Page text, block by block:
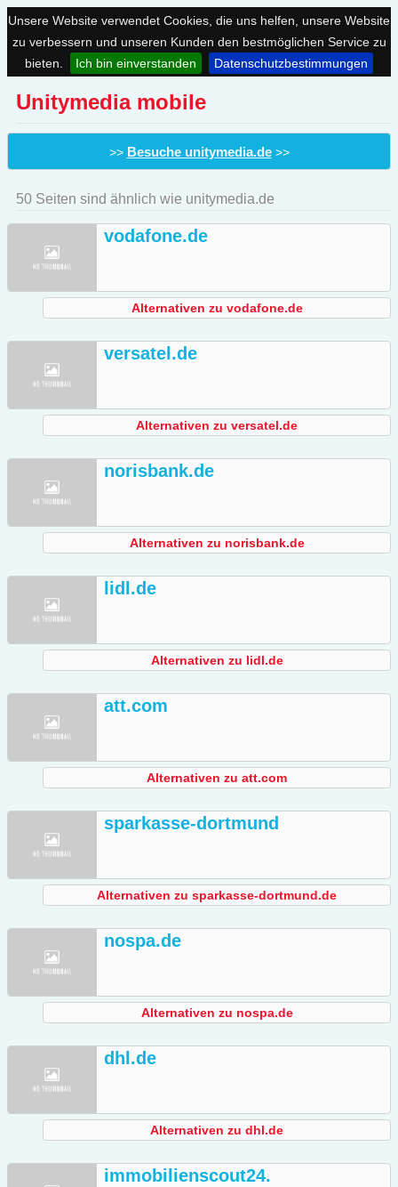
Unsere Website verwendet Cookies, die uns helfen, unsere Website
zu verbessern und unseren Kunden den bestmöglichen Service zu
bieten.
Ich bin einverstanden Datenschutzbestimmungen
Unitymedia mobile
>> Besuche unitymedia.de>>
50 Seiten sind ähnlich wie unitymedia.de
vodafone.de
Alternativen zu vodafone.de
versatel.de
Alternativen zu versatel.de
norisbank.de
Alternativen zu norisbank.de
lidl.de
Alternativen zu lidl.de
att.com
Alternativen zu att.com
sparkasse-dortmund
Alternativen zu sparkasse-dortmund.de
nospa.de
Alternativen zu nospa.de
dhl.de
Alternativen zu dhl.de
immobilienscout24.